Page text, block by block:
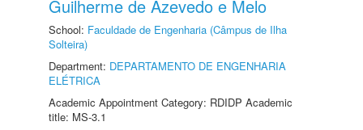
Guilherme de Azevedo e Melo
School: Faculdade de Engenharia (Câmpus de Ilha
Solteira)
Department: DEPARTAMENTO DE ENGENHARIA
ELÉTRICA
Academic Appointment Category: RDIDP Academic
title: MS-3.1